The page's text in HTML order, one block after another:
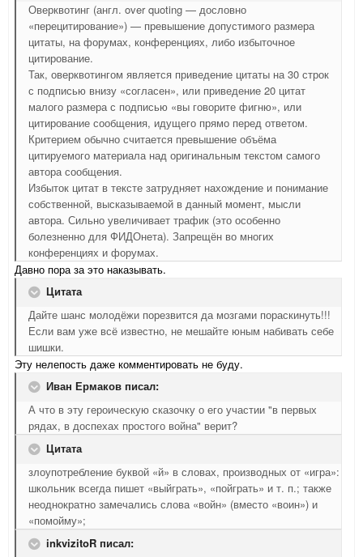
Оверквотинг (англ. over quoting — дословно
«перецитирование») — превышение допустимого размера
цитаты, на форумах, конференциях, либо избыточное
цитирование.
Так, оверквотингом является приведение цитаты на 30 строк
с подписью внизу «согласен», или приведение 20 цитат
малого размера с подписью «вы говорите фигню», или
цитирование сообщения, идущего прямо перед ответом.
Критерием обычно считается превышение объёма
цитируемого материала над оригинальным текстом самого
автора сообщения.
Избыток цитат в тексте затрудняет нахождение и понимание
собственной, высказываемой в данный момент, мысли
автора. Сильно увеличивает трафик (это особенно
болезненно для ФИДОнета). Запрещён во многих
конференциях и форумах.
Давно пора за это наказывать.
Цитата
Дайте шанс молодёжи порезвится да мозгами пораскинуть!!!
Если вам уже всё известно, не мешайте юным набивать себе
шишки.
Эту нелепость даже комментировать не буду.
Иван Ермаков писал:
А что в эту героическую сказочку о его участии "в первых
рядах, в доспехах простого война" верит?
Цитата
злоупотребление буквой «й» в словах, производных от «игра»:
школьник всегда пишет «выйграть», «пойграть» и т. п.; также
неоднократно замечались слова «войн» (вместо «воин») и
«помойму»;
inkvizitoR писал: